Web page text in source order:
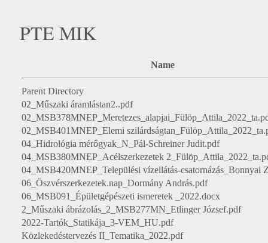
PTE MIK
Name
Parent Directory
02_Műszaki áramlástan2..pdf
02_MSB401MNEP_Elemi
04_Hidrológia mérőgyak_N_Pál-Schreiner Judit.pdf
04_MSB380MNEP_Acélszerkezetek
04_MSB420MNEP_Települési vízellátás-csatornázás_Bonnyai
06_Öszvérszerkezetek.nap_Dormány András.pdf
06_MSB091_Épületgépészeti ismeretek _2022.docx
2_Műszaki ábrázolás_2_MSB277MN_Etlinger József.pdf
2022-Tartók_Statikája_3-VEM_HU.pdf
Közlekedéstervezés II_Tematika_2022.pdf